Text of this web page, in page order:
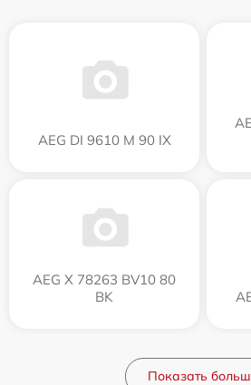
AEG DI 9610 M 90 IX
AEG X 78263 BV10 80
BK
Показать